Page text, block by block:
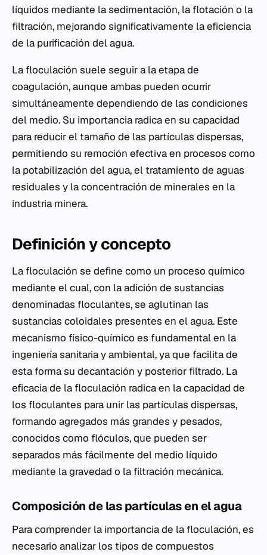
líquidos mediante la sedimentación, la flotación o la
filtración, mejorando significativamente la eficiencia
de la purificación del agua.
La floculación suele seguir a la etapa de
coagulación, aunque ambas pueden ocurrir
simultáneamente dependiendo de las condiciones
del medio. Su importancia radica en su capacidad
para reducir el tamaño de las partículas dispersas,
permitiendo su remoción efectiva en procesos como
la potabilización del agua, el tratamiento de aguas
residuales y la concentración de minerales en la
industria minera.
Definición y concepto
La floculación se define como un proceso químico
mediante el cual, con la adición de sustancias
denominadas floculantes, se aglutinan las
sustancias coloidales presentes en el agua. Este
mecanismo físico-químico es fundamental en la
ingeniería sanitaria y ambiental, ya que facilita de
esta forma su decantación y posterior filtrado. La
eficacia de la floculación radica en la capacidad de
los floculantes para unir las partículas dispersas,
formando agregados más grandes y pesados,
conocidos como flóculos, que pueden ser
separados más fácilmente del medio líquido
mediante lagravedad o la filtración mecánica.
Composición de las partículas en el agua
Para comprender la importancia de la floculación, es
necesario analizar los tipos de compuestos